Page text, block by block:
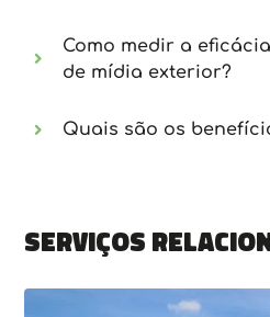
Como medir a
de mídia exterior?
Quais são os
Serviços